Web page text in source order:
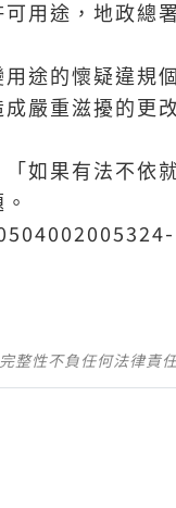
用途，地政總
途的懷疑違規個
嚴重滋擾的更
如果有法不依
整性不負任何法律責